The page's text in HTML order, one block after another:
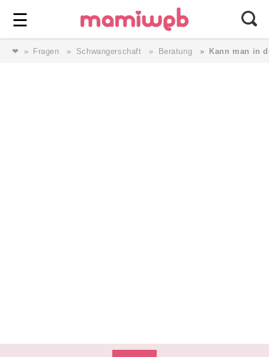
☰ ⎯ Wir lieben Familie ⎯
❤ Fragen Schwangerschaft Beratung Kann man in